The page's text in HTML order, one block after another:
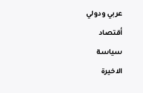
عربي ودولي
أقتصاد
سياسة
الاخيرة